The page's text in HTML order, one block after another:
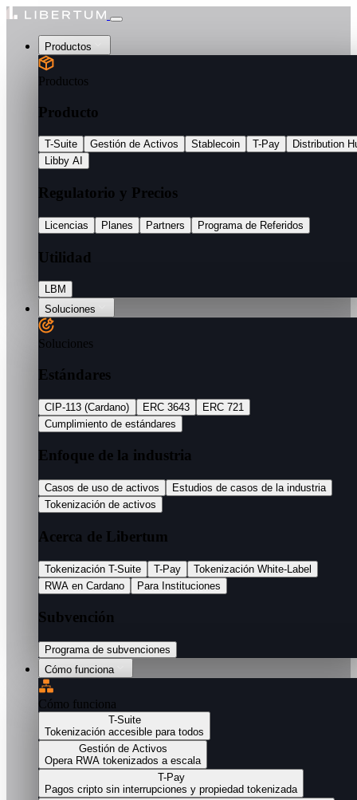
Productos
Productos
Producto
T-Suite Gestión de Activos Stablecoin T-Pay
Distribution
Libby AI
Regulatorio y Precios
Licencias Planes Partners Programa de Referidos
Utilidad
LBM
Soluciones
Soluciones
Estándares
CIP-113 (Cardano) ERC 3643
ERC 721
Cumplimiento de estándares
Enfoque de la industria
Casos de uso de activos
Estudios de casos de la industria
Tokenización de activos
Acerca de Libertum
Tokenización T-Suite T-Pay
Tokenización White-Label
RWA en Cardano
Para Instituciones
Subvención
Programa de subvenciones
Cómo funciona
Cómo funciona
T-Suite
Tokenización accesible para todos
Gestión de Activos
Opera RWA tokenizados a escala
T-Pay
Pagos cripto sin interrupciones y propiedad tokenizada